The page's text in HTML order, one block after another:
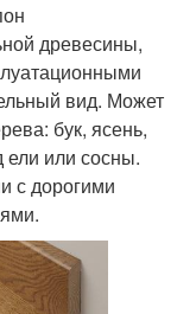
древесины,
вид. Может
бук, ясень,
ели или сосны.
с дорогими